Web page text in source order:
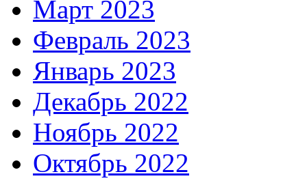
Март 2023
Февраль 2023
Январь 2023
Декабрь 2022
Ноябрь 2022
Октябрь 2022